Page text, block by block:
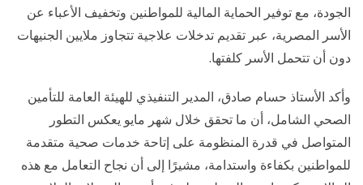
الجودة، مع توفير الحماية المالية للمواطنين وتخفيف الأعباء عن
الأسر المصرية، عبر تقديم تدخلات علاجية تتجاوز ملايين الجنيهات
دون أن تتحمل الأسر كلفتها.
وأكد الأستاذ حسام صادق، المدير التنفيذي للهيئة العامة للتأمين
الصحي الشامل، أن ما تحقق خلال شهر مايو يعكس التطور
المتواصل في قدرة المنظومة على إتاحة خدمات صحية متقدمة
للمواطنين بكفاءة واستدامة، مشيرًا إلى أن نجاح التعامل مع هذه